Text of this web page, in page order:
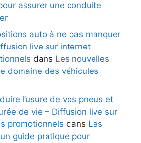
assurer une conduite
auto à ne pas manquer
live sur internet
dans Les nouvelles
domaine des véhicules
l’usure de vos pneus et
de vie – Diffusion live sur
promotionnels dans Les
guide pratique pour